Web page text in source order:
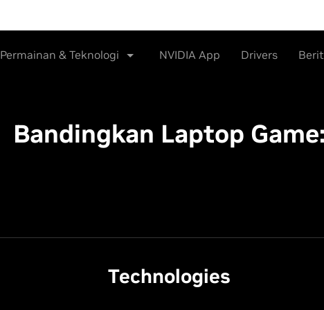
Permainan & Teknologi NVIDIA App Drivers
Bandingkan Laptop Game:
Technologies